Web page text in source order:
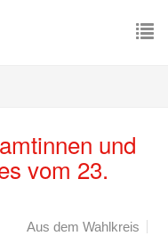
und
vom 23.
Aus dem Wahlkreis